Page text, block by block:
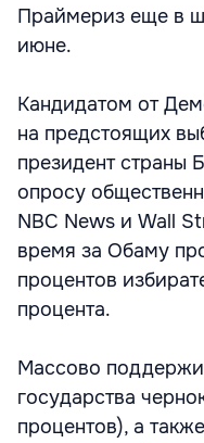
Праймериз еще в
июне.
Кандидатом от
на предстоящих
президент страны
опросу
NBC News и Wall
время за Обаму
процентов
процента.
Массово
государства
процентов), а